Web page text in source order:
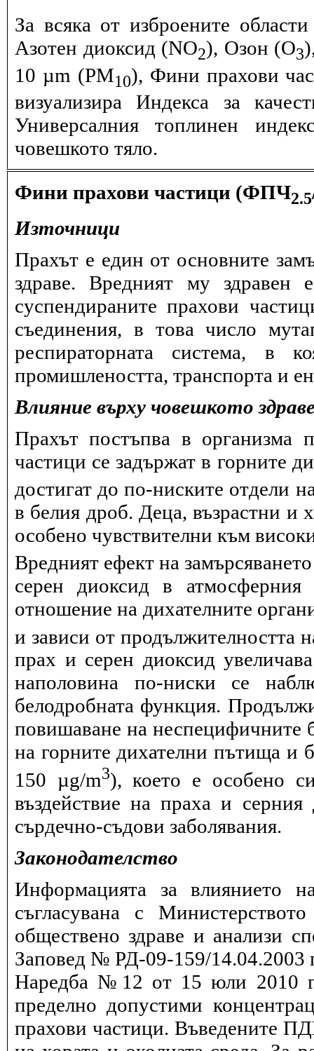
За всяка от изброените
Азотен диоксид (NO2), Озон (O3
10 µm (PM10), Фини прахови
визуализира Индекса за
Универсалния топлинен
човешкото тяло.
Фини прахови частици (ФПЧ2.5
Източници
Прахът е един от основните
здраве. Вредният му здравен
суспендираните прахови
съединения, в това число
респираторната система, в
промишлеността, транспорта и
Влияние върху човешкото
Прахът постъпва в организма
частици се задържат в горните
достигат до по-ниските отдели
в белия дроб. Деца, възрастни и
особено чувствителни към
Вредният ефект на
серен диоксид в атмосферния
отношение на дихателните
и зависи от продължителността
прах и серен диоксид
наполовина по-ниски се
белодробната функция.
повишаване на неспецифичните
на горните дихателни пътища и
150 µg/m3), което е особено
въздействие на праха и
сърдечно-съдови заболявания.
Законодателство
Информацията за влиянието
съгласувана с
обществено здраве и анализи
Заповед № РД-09-159/14.04.2003
Наредба №12 от 15 юли 2010
пределно допустими
прахови частици. Въведените